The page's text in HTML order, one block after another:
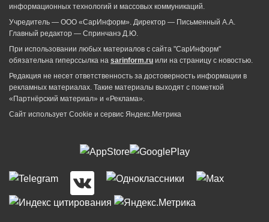
информационных технологий и массовых коммуникаций.
Учредитель — ООО «СарИнформ». Директор — Письменный А.А.
Главный редактор — Спринчанэ Д.Ю.
При использовании любых материалов с сайта "СарИнформ"
обязательна гиперссылка на sarinform.ru или на страницу с новостью.
Редакция не несет ответственность за достоверность информации в
рекламных материалах. Такие материалы выходят с пометкой
«Партнёрский материал» и «Реклама».
Сайт использует Cookie и сервиc Яндекс.Метрика